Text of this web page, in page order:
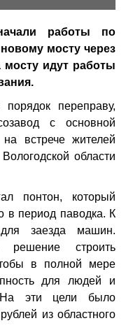
работы по
мосту через
мосту идут работы
переправу,
с основной
встрече жителей
области
понтон, который
в период паводка. К
заезда машин.
решение строить
в полной мере
для людей и
На эти цели было
из областного